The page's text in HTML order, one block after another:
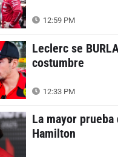
12:59 PM
Leclerc se
costumbre
12:33 PM
La mayor prueba
Hamilton